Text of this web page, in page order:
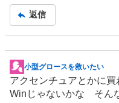
事
返信
掲
示
板
小型グロースを救いたい
アクセンチュアとかに
Winじゃないかな そん